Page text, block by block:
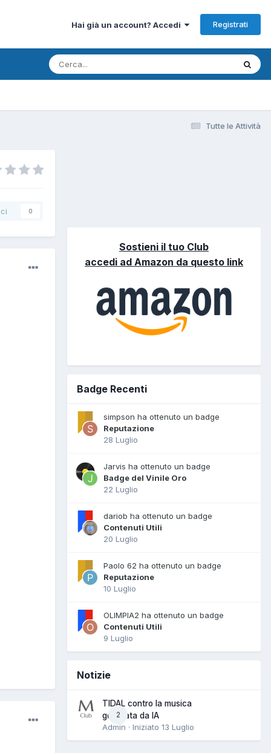
Hai già un account? Accedi Registrati
Tutte le Attività
0
Sostieni il tuo Club
accedi ad Amazon da questo link
Badge Recenti
simpson ha ottenuto un badge
Reputazione
28 Luglio
Jarvis ha ottenuto un badge
Badge del Vinile Oro
22 Luglio
dariob ha ottenuto un badge
Contenuti Utili
20 Luglio
Paolo 62 ha ottenuto un badge
Reputazione
10 Luglio
OLIMPIA2 ha ottenuto un badge
Contenuti Utili
9 Luglio
Notizie
2
TIDAL contro la musica
generata da IA
Admin · Iniziato 13 Luglio